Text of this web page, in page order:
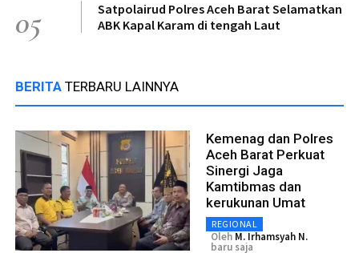
05
Satpolairud Polres Aceh Barat Selamatkan
ABK Kapal Karam di tengah Laut
BERITA TERBARU LAINNYA
Kemenag dan Polres
Aceh Barat Perkuat
Sinergi Jaga
Kamtibmas dan
kerukunan Umat
REGIONAL
Oleh M. Irhamsyah N.
baru saja